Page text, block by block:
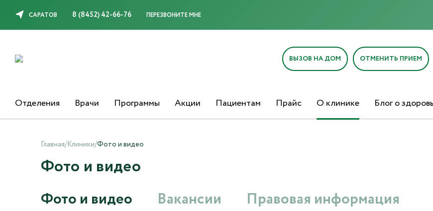
САРАТОВ 8 (8452) 42-66-76 ПЕРЕЗВОНИТЕ МНЕ
ВЫЗОВ НА ДОМ ОТМЕНИТЬ ПРИЕМ
Отделения Врачи Программы Акции Пациентам Прайс О клинике Блог о
Главная/Клиники/Фото и видео
Фото и видео
Фото и видео Вакансии Правовая информация